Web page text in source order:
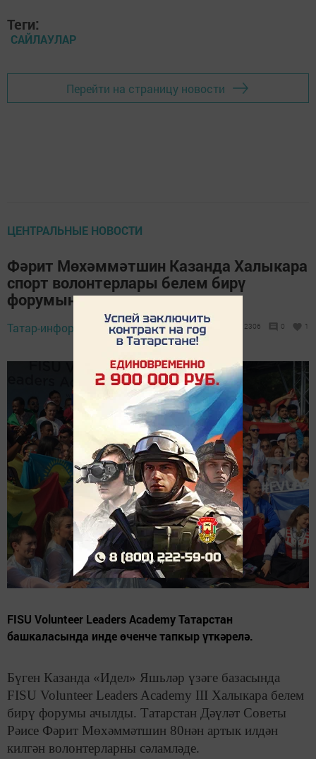
Теги:
САЙЛАУЛАР
Перейти на страницу новости
ЦЕНТРАЛЬНЫЕ НОВОСТИ
Фәрит Мөхәммәтшин Казанда Халыкара
спорт волонтерлары белем бирү
форумын ачты
Татар-информ, 6 сентябрь 2019 - 13:21 2306 0 1
FISU Volunteer Leaders Academy Татарстан
башкаласында инде өченче тапкыр үткәрелә.
Бүген Казанда «Идел» Яшьләр үзәге базасында
FISU Volunteer Leaders Academy III Халыкара белем
бирү форумы ачылды. Татарстан Дәүләт Советы
Рәисе Фәрит Мөхәммәтшин 80нән артык илдән
килгән волонтерларны сәламләде.